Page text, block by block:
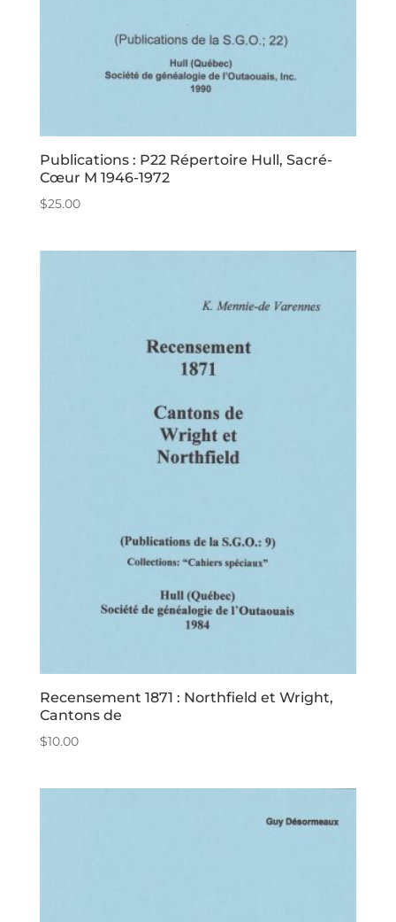
Publications : P22 Répertoire Hull, Sacré-
Cœur M 1946-1972
$25.00
Recensement 1871 : Northfield et Wright,
Cantons de
$10.00